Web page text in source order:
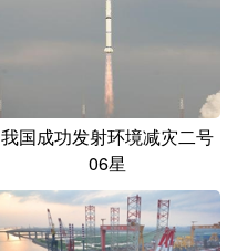
我国成功发射环境减灾二号
06星